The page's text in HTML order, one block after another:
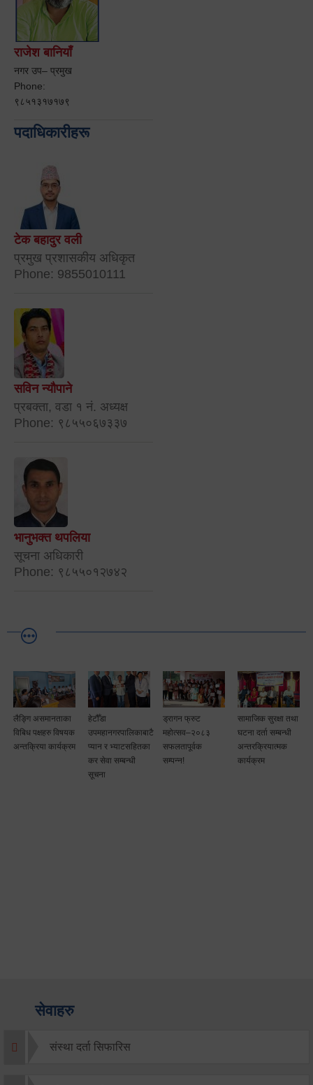
राजेश बानियाँ
नगर उप– प्रमुख
Phone:
९८५१३१७१७९
पदाधिकारीहरू
टेक बहादुर वली
प्रमुख प्रशासकीय अधिकृत
Phone: 9855010111
सविन न्यौपाने
प्रबक्ता, वडा १ नं. अध्यक्ष
Phone: ९८५५०६७३३७
भानुभक्त थपलिया
सूचना अधिकारी
Phone: ९८५५०१२७४२
लैङ्गि असमानताका
विबिध पक्षहरु विषयक
अन्तक्रिया कार्यक्रम
हेटौँडा
उपमहानगरपालिकाबाटै
प्यान र भ्याटसहितका
कर सेवा सम्बन्धी
सूचना
ड्रागन फ्रुट
महोत्सव–२०८३
सफलतापूर्वक
सम्पन्न!
सामाजिक सुरक्षा तथा
घटना दर्ता सम्बन्धी
अन्तरक्रियात्मक
कार्यक्रम
सेवाहरु
संस्था दर्ता सिफारिस